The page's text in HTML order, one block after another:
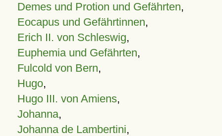
Demes und Protion und Gefährten,
Eocapus und Gefährtinnen,
Erich II. von Schleswig,
Euphemia und Gefährten,
Fulcold von Bern,
Hugo,
Hugo III. von Amiens,
Johanna,
Johanna de Lambertini,